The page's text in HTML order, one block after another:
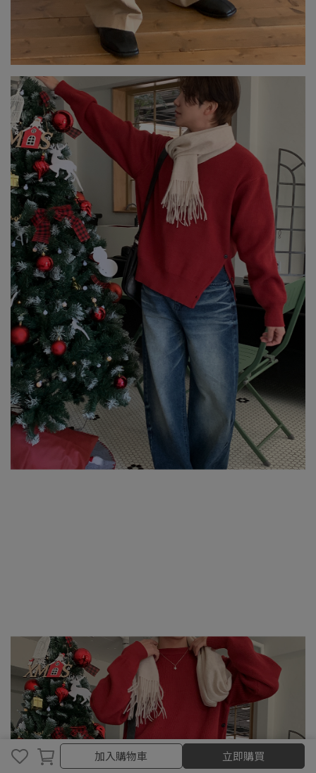
加入購物車
加入購物車 立即購買